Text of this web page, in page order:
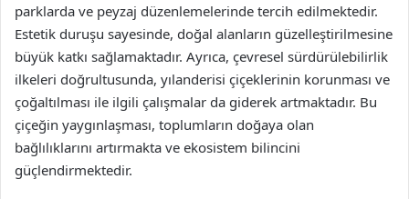
parklarda ve peyzaj düzenlemelerinde tercih edilmektedir.
Estetik duruşu sayesinde, doğal alanların güzelleştirilmesine
büyük katkı sağlamaktadır. Ayrıca, çevresel sürdürülebilirlik
ilkeleri doğrultusunda, yılanderisi çiçeklerinin korunması ve
çoğaltılması ile ilgili çalışmalar da giderek artmaktadır. Bu
çiçeğin yaygınlaşması, toplumların doğaya olan
bağlılıklarını artırmakta ve ekosistem bilincini
güçlendirmektedir.